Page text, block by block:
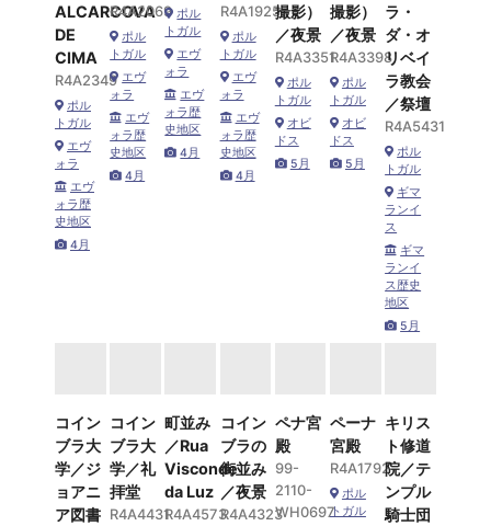
ALCARCOVA
DE
CIMA
R4A2349
ポル
トガル
エヴ
ォラ
エヴ
ォラ歴
史地区
4月
R4A2069
ポル
トガル
エヴ
ォラ
エヴ
ォラ歴
史地区
4月
ポル
トガル
エヴ
ォラ
エヴ
ォラ歴
史地区
4月
R4A1925
ポル
トガル
エヴ
ォラ
エヴ
ォラ歴
史地区
4月
撮影）
／夜景
R4A3351
ポル
トガル
オビ
ドス
5月
撮影）
／夜景
R4A3398
ポル
トガル
オビ
ドス
5月
ラ・
ダ・オ
リベイ
ラ教会
／祭壇
R4A5431
ポル
トガル
ギマ
ランイ
ス
ギマ
ランイ
ス歴史
地区
5月
コイン
ブラ大
学／ジ
ョアニ
ア図書
コイン
ブラ大
学／礼
拝堂
R4A4431
町並み
／Rua
Visconde
da Luz
R4A4573
コイン
ブラの
街並み
／夜景
R4A4323
ペナ宮
殿
99-
2110-
WH0697
ペーナ
宮殿
R4A1792
ポル
トガル
キリス
ト修道
院／テ
ンプル
騎士団